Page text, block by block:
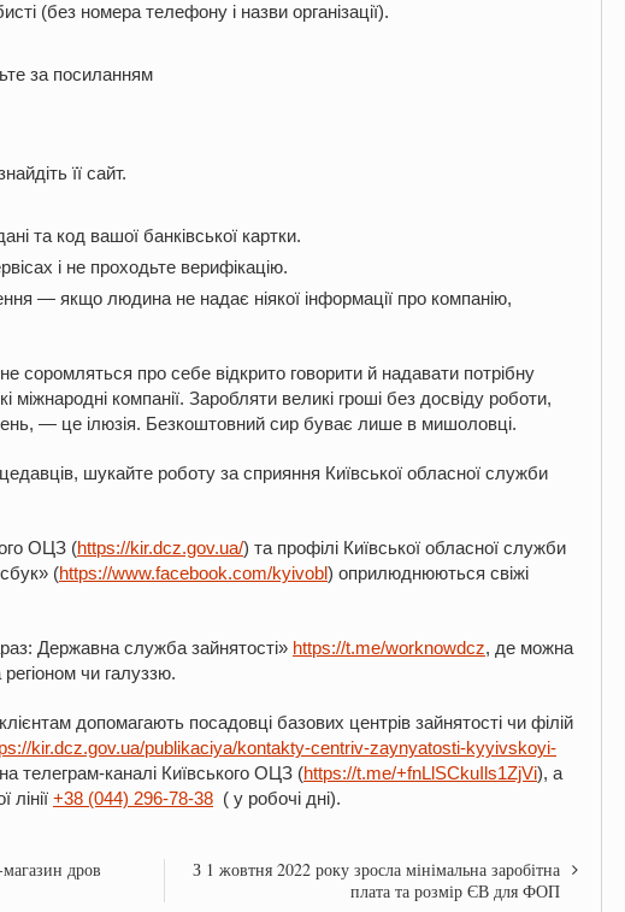
(без номера телефону і назви організації).
за посиланням
її сайт.
та код вашої банківської картки.
і не проходьте верифікацію.
— якщо людина не надає ніякої інформації про компанію,
соромляться про себе відкрито говорити й надавати потрібну
компанії. Заробляти великі гроші без досвіду роботи,
— це ілюзія. Безкоштовний сир буває лише в мишоловці.
шукайте роботу за сприяння Київської обласної служби
ОЦЗ (https://kir.dcz.gov.ua/) та профілі Київської обласної служби
(https://www.facebook.com/kyivobl) оприлюднюються свіжі
Державна служба зайнятості» https://t.me/worknowdcz, де можна
чи галуззю.
допомагають посадовці базових центрів зайнятості чи філій
kir.dcz.gov.ua/publikaciya/kontakty-centriv-zaynyatosti-kyyivskoyi-
телеграм-каналі Київського ОЦЗ (https://t.me/+fnLlSCkuIls1ZjVi), а
+38 (044) 296-78-38 ( у робочі дні).
дров
З 1 жовтня 2022 року зросла мінімальна заробітна
плата та розмір ЄВ для ФОП